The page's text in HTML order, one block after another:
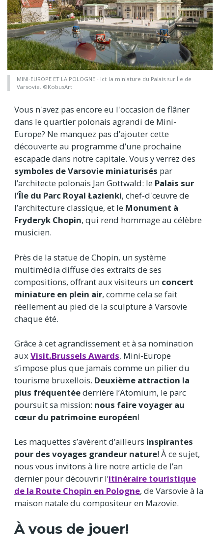
MINI-EUROPE ET LA POLOGNE - Ici: la miniature du Palais sur Île de
Varsovie. ©KobusArt
Vous n'avez pas encore eu l'occasion de flâner
dans le quartier polonais agrandi de Mini-
Europe? Ne manquez pas d’ajouter cette
découverte au programme d’une prochaine
escapade dans notre capitale. Vous y verrez des
symboles de Varsovie miniaturisés par
l’architecte polonais Jan Gottwald: le Palais sur
l’Île du Parc Royal Łazienki, chef-d'œuvre de
l’architecture classique, et le Monument à
Fryderyk Chopin, qui rend hommage au célèbre
musicien.
Près de la statue de Chopin, un système
multimédia diffuse des extraits de ses
compositions, offrant aux visiteurs un concert
miniature en plein air, comme cela se fait
réellement au pied de la sculpture à Varsovie
chaque été.
Grâce à cet agrandissement et à sa nomination
auxVisit.Brussels Awards, Mini-Europe
s’impose plus que jamais comme un pilier du
tourisme bruxellois. Deuxième attraction la
plus fréquentéederrière l’Atomium, le parc
poursuit sa mission: nous faire voyager au
cœur du patrimoine européen!
Les maquettes s’avèrent d’ailleurs inspirantes
pour des voyages grandeur nature! À ce sujet,
nous vous invitons à lire notre article de l’an
dernier pour découvrir l’itinéraire touristique
de la Route Chopin en Pologne, de Varsovie à la
maison natale du compositeur en Mazovie.
À vous de jouer!